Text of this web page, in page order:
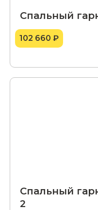
Спальный
102 660 ₽
Спальный
2